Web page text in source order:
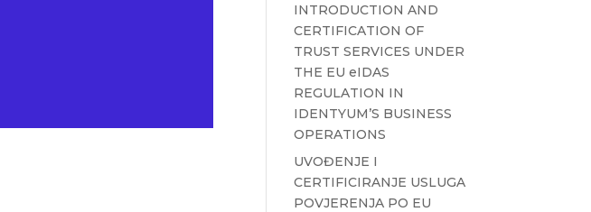
INTRODUCTION AND
CERTIFICATION OF
TRUST SERVICES UNDER
THE EU eIDAS
REGULATION IN
IDENTYUM’S BUSINESS
OPERATIONS
UVOĐENJE I
CERTIFICIRANJE USLUGA
POVJERENJA PO EU